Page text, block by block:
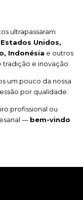
ultrapassaram
Estados Unidos,
Indonésia e outros
e inovação.
um pouco da nossa
por qualidade.
profissional ou
— bem-vindo